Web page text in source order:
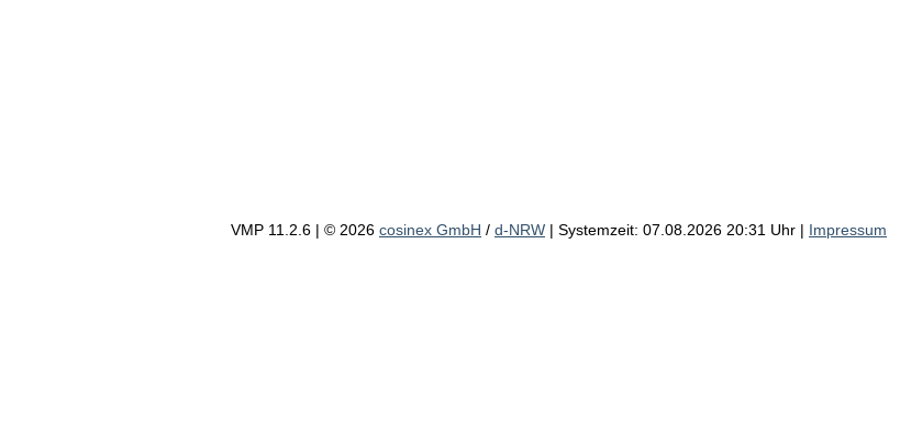
VMP 11.2.6 | © 2026 cosinex GmbH / d-NRW | Systemzeit: 07.08.2026 20:31 Uhr | Impressum